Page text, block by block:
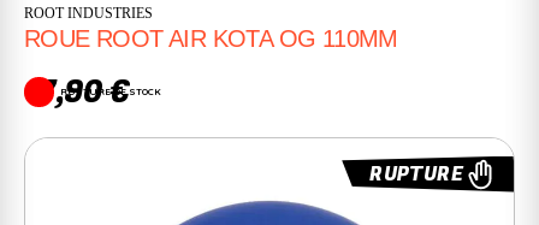
ROOT INDUSTRIES
ROUE ROOT AIR KOTA OG 110MM
17,90 €
RUPTURE DE STOCK
RUPTURE